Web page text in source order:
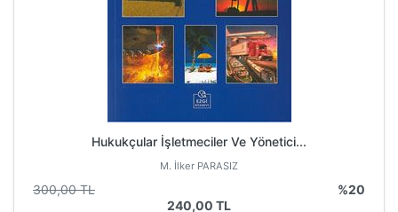
Hukukçular İşletmeciler Ve Yönetici...
M. İlker PARASIZ
300,00 TL
%20
240,00 TL